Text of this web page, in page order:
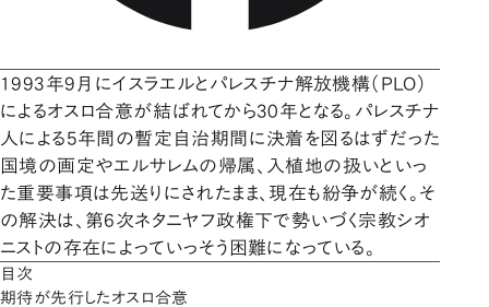
1993年9月にイスラエルとパレスチナ解放機構（PLO）
によるオスロ合意が結ばれてから30年となる。パレスチナ
人による5年間の暫定自治期間に決着を図るはずだった
国境の画定やエルサレムの帰属、入植地の扱いといっ
た重要事項は先送りにされたまま、現在も紛争が続く。そ
の解決は、第6次ネタニヤフ政権下で勢いづく宗教シオ
ニストの存在によっていっそう困難になっている。
目次
期待が先行したオスロ合意